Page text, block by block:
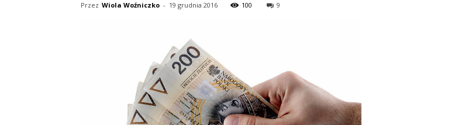
Przez Wiola Woźniczko - 19 grudnia 2016 100 9